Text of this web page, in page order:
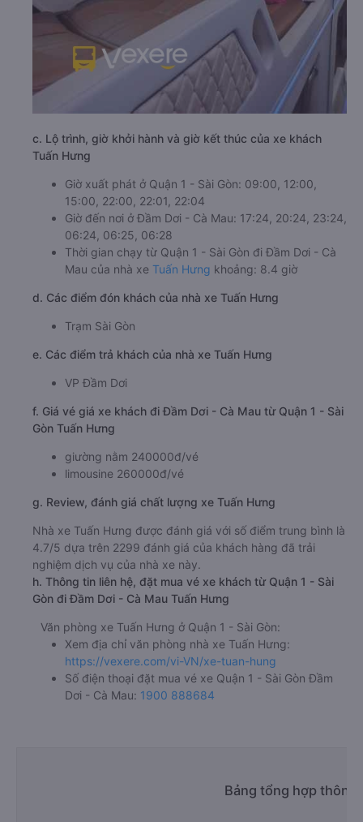
c. Lộ trình, giờ khởi hành và giờ kết thúc của xe khách
Tuấn Hưng
Giờ xuất phát ở Quận 1 - Sài Gòn: 09:00, 12:00,
15:00, 22:00, 22:01, 22:04
Giờ đến nơi ở Đầm Dơi - Cà Mau: 17:24, 20:24, 23:24,
06:24, 06:25, 06:28
Thời gian chạy từ Quận 1 - Sài Gòn đi Đầm Dơi - Cà
Mau của nhà xe Tuấn Hưng khoảng: 8.4 giờ
d. Các điểm đón khách của nhà xe Tuấn Hưng
Trạm Sài Gòn
e. Các điểm trả khách của nhà xe Tuấn Hưng
VP Đầm Dơi
f. Giá vé giá xe khách đi Đầm Dơi - Cà Mau từ Quận 1 - Sài
Gòn Tuấn Hưng
giường nằm 240000đ/vé
limousine 260000đ/vé
g. Review, đánh giá chất lượng xe Tuấn Hưng
Nhà xe Tuấn Hưng được đánh giá với số điểm trung bình là
4.7/5 dựa trên 2299 đánh giá của khách hàng đã trải
nghiệm dịch vụ của nhà xe này.
h. Thông tin liên hệ, đặt mua vé xe khách từ Quận 1 - Sài
Gòn đi Đầm Dơi - Cà Mau Tuấn Hưng
Văn phòng xe Tuấn Hưng ở Quận 1 - Sài Gòn:
Xem địa chỉ văn phòng nhà xe Tuấn Hưng:
https://vexere.com/vi-VN/xe-tuan-hung
Số điện thoại đặt mua vé xe Quận 1 - Sài Gòn Đầm
Dơi - Cà Mau: 1900 888684
Bảng tổng hợp thông